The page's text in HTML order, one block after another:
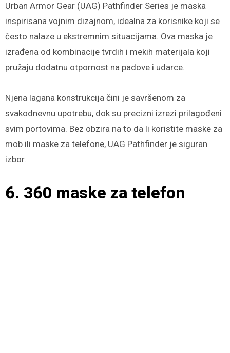
Urban Armor Gear (UAG) Pathfinder Series je maska
inspirisana vojnim dizajnom, idealna za korisnike koji se
često nalaze u ekstremnim situacijama. Ova maska je
izrađena od kombinacije tvrdih i mekih materijala koji
pružaju dodatnu otpornost na padove i udarce.
Njena lagana konstrukcija čini je savršenom za
svakodnevnu upotrebu, dok su precizni izrezi prilagođeni
svim portovima. Bez obzira na to da li koristite maske za
mob ili maske za telefone, UAG Pathfinder je siguran
izbor.
6. 360 maske za telefon